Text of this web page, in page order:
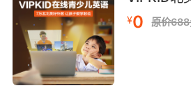
我们可以用“Renaissance
术）、“impressionist
画）等专业词汇来准确描述
格。
¥0 原价